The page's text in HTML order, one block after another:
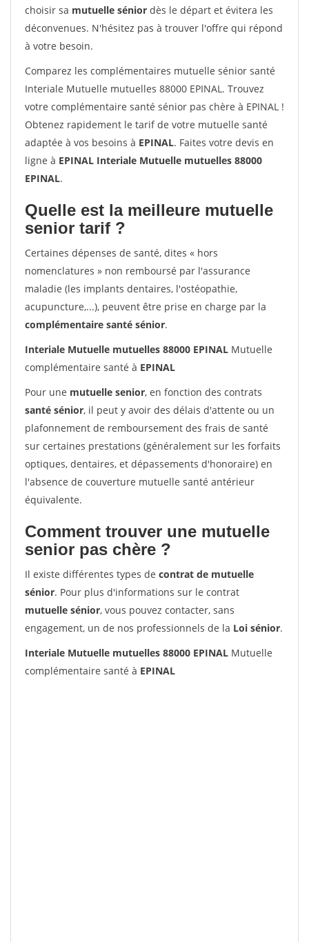
choisir sa mutuelle sénior dès le départ et évitera les
déconvenues. N'hésitez pas à trouver l'offre qui répond
à votre besoin.
Comparez les complémentaires mutuelle sénior santé
Interiale Mutuelle mutuelles 88000 EPINAL. Trouvez
votre complémentaire santé sénior pas chère à EPINAL !
Obtenez rapidement le tarif de votre mutuelle santé
adaptée à vos besoins à EPINAL. Faites votre devis en
ligne à EPINAL Interiale Mutuelle mutuelles 88000
EPINAL.
Quelle est la meilleure mutuelle
senior tarif ?
Certaines dépenses de santé, dites « hors
nomenclatures » non remboursé par l'assurance
maladie (les implants dentaires, l'ostéopathie,
acupuncture,...), peuvent être prise en charge par la
complémentaire santé sénior.
Interiale Mutuelle mutuelles 88000 EPINAL Mutuelle
complémentaire santé à EPINAL
Pour une mutuelle senior, en fonction des contrats
santé sénior, il peut y avoir des délais d'attente ou un
plafonnement de remboursement des frais de santé
sur certaines prestations (généralement sur les forfaits
optiques, dentaires, et dépassements d'honoraire) en
l'absence de couverture mutuelle santé antérieur
équivalente.
Comment trouver une mutuelle
senior pas chère ?
Il existe différentes types de contrat de mutuelle
sénior. Pour plus d'informations sur le contrat
mutuelle sénior, vous pouvez contacter, sans
engagement, un de nos professionnels de la Loi sénior.
Interiale Mutuelle mutuelles 88000 EPINAL Mutuelle
complémentaire santé à EPINAL